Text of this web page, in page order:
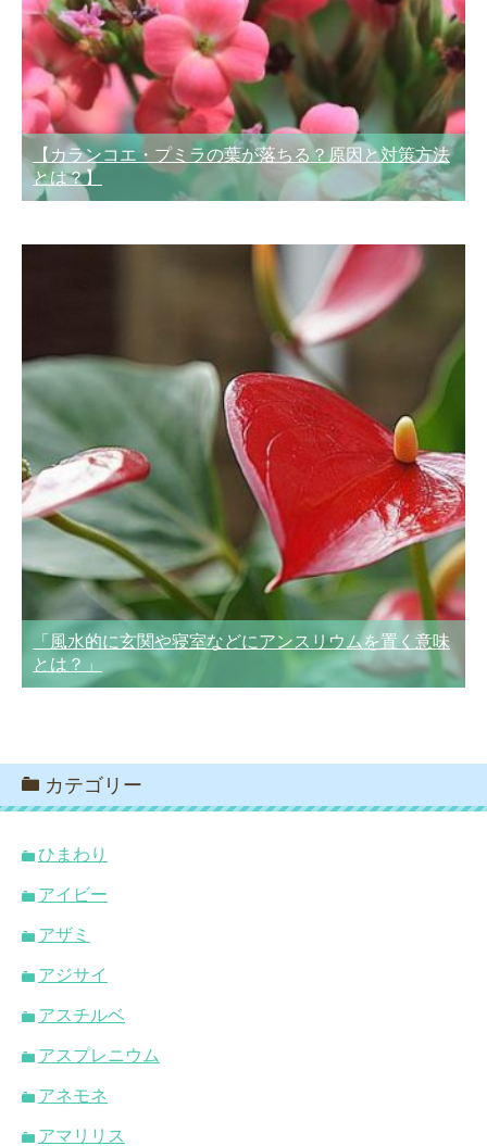
【カランコエ・プミラの葉が落ちる？原因と対策方法
とは？】
「風水的に玄関や寝室などにアンスリウムを置く意味
とは？」
カテゴリー
ひまわり
アイビー
アザミ
アジサイ
アスチルベ
アスプレニウム
アネモネ
アマリリス